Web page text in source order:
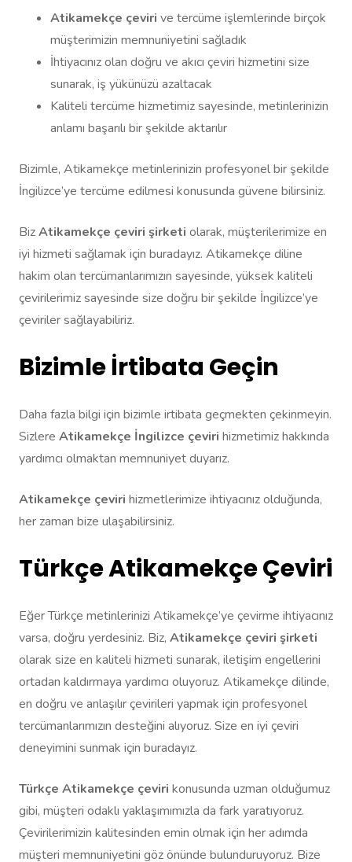
Atikamekçe çeviri ve tercüme işlemlerinde birçok
müşterimizin memnuniyetini sağladık
İhtiyacınız olan doğru ve akıcı çeviri hizmetini size
sunarak, iş yükünüzü azaltacak
Kaliteli tercüme hizmetimiz sayesinde, metinlerinizin
anlamı başarılı bir şekilde aktarılır
Bizimle, Atikamekçe metinlerinizin profesyonel bir şekilde
İngilizce’ye tercüme edilmesi konusunda güvene bilirsiniz.
BizAtikamekçe çeviri şirketi olarak, müşterilerimize en
iyi hizmeti sağlamak için buradayız. Atikamekçe diline
hakim olan tercümanlarımızın sayesinde, yüksek kaliteli
çevirilerimiz sayesinde size doğru bir şekilde İngilizce’ye
çeviriler sağlayabiliriz.
Bizimle İrtibata Geçin
Daha fazla bilgi için bizimle irtibata geçmekten çekinmeyin.
Sizlere Atikamekçe İngilizce çeviri hizmetimiz hakkında
yardımcı olmaktan memnuniyet duyarız.
Atikamekçe çeviri hizmetlerimize ihtiyacınız olduğunda,
her zaman bize ulaşabilirsiniz.
Türkçe Atikamekçe Çeviri
Eğer Türkçe metinlerinizi Atikamekçe’ye çevirme ihtiyacınız
varsa, doğru yerdesiniz. Biz, Atikamekçe çeviri şirketi
olarak size en kaliteli hizmeti sunarak, iletişim engellerini
ortadan kaldırmaya yardımcı oluyoruz. Atikamekçe dilinde,
en doğru ve anlaşılır çevirileri yapmak için profesyonel
tercümanlarımızın desteğini alıyoruz. Size en iyi çeviri
deneyimini sunmak için buradayız.
Türkçe Atikamekçe çeviri konusunda uzman olduğumuz
gibi, müşteri odaklı yaklaşımımızla da fark yaratıyoruz.
Çevirilerimizin kalitesinden emin olmak için her adımda
müşteri memnuniyetini göz önünde bulunduruyoruz. Bize